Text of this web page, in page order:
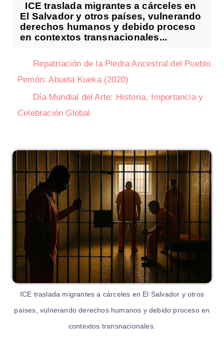
ICE traslada migrantes a cárceles en
El Salvador y otros países, vulnerando
derechos humanos y debido proceso
en contextos transnacionales...
Repatriación de la Piedra Ancestral del Pueblo
Pemón: Abuela Kueka (2020)
Día Mundial del Arte: Historia, Importancia y
Celebración Global
ICE traslada migrantes a cárceles en El Salvador y otros
países, vulnerando derechos humanos y debido proceso en
contextos transnacionales.